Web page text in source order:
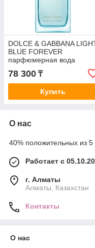
DOLCE & GABBANA
BLUE FOREVER
парфюмерная вода
(женская) 100ml +10ml +
50ml b/l Set
78 300 ₸
Купить
О нас
40% положительных из 5
Работает с
г. Алматы
Алматы, Казахстан
Контакты
О нас